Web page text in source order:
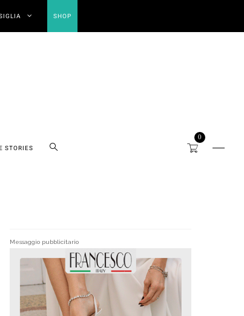
SHOP
STORIES
0
Messaggio pubblicitario